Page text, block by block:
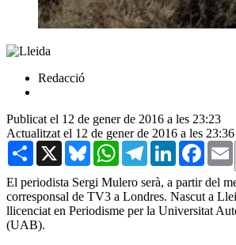
Redacció
Publicat el 12 de gener de 2016 a les 23:23
Actualitzat el 12 de gener de 2016 a les 23:36
Share X BlueskyWhatsAppTelegramLinkedIn
El periodista Sergi Mulero serà, a partir del
corresponsal de TV3 a Londres. Nascut a
llicenciat en Periodisme per la Universitat
(UAB).